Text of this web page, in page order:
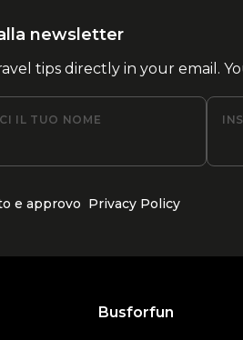
newsletter
tips directly in your email.
IL TUO NOME
e approvo Privacy Policy
Busforfun